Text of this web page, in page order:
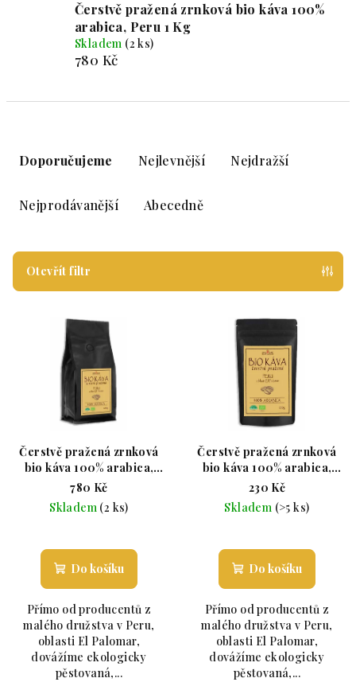
Čerstvě pražená zrnková bio káva 100%
arabica, Peru 1 Kg
Skladem (2 ks)
780 Kč
Doporučujeme Nejlevnější Nejdražší
Nejprodávanější Abecedně
Otevřít filtr
Výpis produktů
Čerstvě pražená zrnková
bio káva 100% arabica,
Peru 1 Kg
780 Kč
Skladem (2 ks)
Do košíku
Přímo od producentů z
malého družstva v Peru,
oblasti El Palomar,
dovážíme ekologicky
pěstovaná,...
Čerstvě pražená zrnková
bio káva 100% arabica,
Peru 250 g
230 Kč
Skladem (>5 ks)
Do košíku
Přímo od producentů z
malého družstva v Peru,
oblasti El Palomar,
dovážíme ekologicky
pěstovaná,...